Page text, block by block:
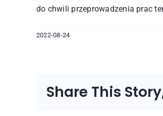
do chwili przeprowadzenia prac
2022-08-24
Share This